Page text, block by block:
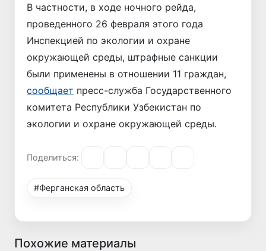
В частности, в ходе ночного рейда,
проведенного 26 февраля этого года
Инспекцией по экологии и охране
окружающей среды, штрафные санкции
были применены в отношении 11 граждан,
сообщает пресс-служба Государственного
комитета Республики Узбекистан по
экологии и охране окружающей среды.
Поделиться:
#Ферганская область
Похожие материалы